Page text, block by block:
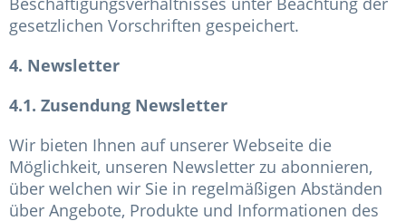
gesetzlichen Vorschriften gespeichert.
4. Newsletter
4.1. Zusendung Newsletter
Wir bieten Ihnen auf unserer Webseite die
Möglichkeit, unseren Newsletter zu abonnieren,
über welchen wir Sie in regelmäßigen Abständen
über Angebote, Produkte und Informationen des